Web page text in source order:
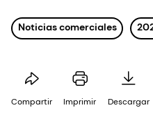
Noticias comerciales
Compartir Imprimir Descargar